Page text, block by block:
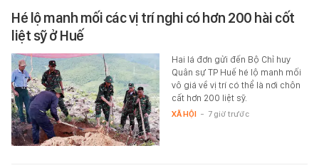
Hé lộ manh mối các vị trí nghi có hơn 200 hài cốt
liệt sỹ ở Huế
Hai lá đơn gửi đến Bộ Chỉ huy
Quân sự TP Huế hé lộ manh mối
vô giá về vị trí có thể là nơi chôn
cất hơn 200 liệt sỹ.
XÃ HỘI - 7 giờ trước